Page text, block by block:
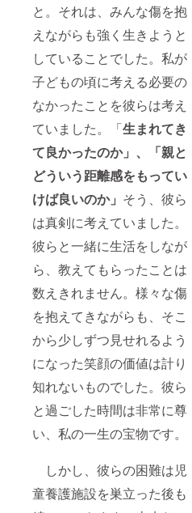
と。それは、みんな傷を抱
えながらも強く生きようと
していることでした。私が
子どもの頃に考える必要の
なかったことを彼らは考え
ていました。「生まれてき
て良かったのか」、「親と
どういう距離感をもってい
けば良いのか」 そう、彼ら
は真剣に考えていました。
彼らと一緒に生活をしなが
ら、教えてもらったことは
数えきれません。様々な傷
を抱えてきながらも、そこ
から少しずつ見せれるよう
になった笑顔の価値は計り
知れないものでした。彼ら
と過ごした時間は非常に尊
い、私の一生の宝物です。
しかし、彼らの困難は児
童養護施設を巣立った後も